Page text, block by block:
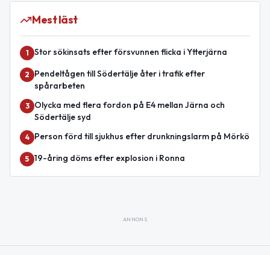
Mest läst
1 Stor sökinsats efter försvunnen flicka i Ytterjärna
2
Pendeltågen till Södertälje åter i trafik efter
spårarbeten
3
Olycka med flera fordon på E4 mellan Järna och
Södertälje syd
4 Person förd till sjukhus efter drunkningslarm på Mörkö
5 19-åring döms efter explosion i Ronna
ANNONS